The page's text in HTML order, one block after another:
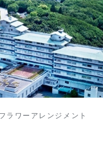
ラワーアレンジメント